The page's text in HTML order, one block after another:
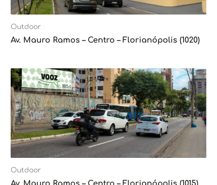
Outdoor
Av. Mauro Ramos – Centro – Florianópolis (1020)
Outdoor